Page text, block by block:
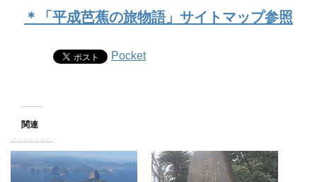
＊「平成芭蕉の旅物語」サイトマップ参照
Pocket
関連